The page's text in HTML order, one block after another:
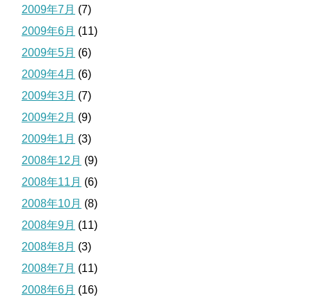
2009年7月 (7)
2009年6月 (11)
2009年5月 (6)
2009年4月 (6)
2009年3月 (7)
2009年2月 (9)
2009年1月 (3)
2008年12月 (9)
2008年11月 (6)
2008年10月 (8)
2008年9月 (11)
2008年8月 (3)
2008年7月 (11)
2008年6月 (16)